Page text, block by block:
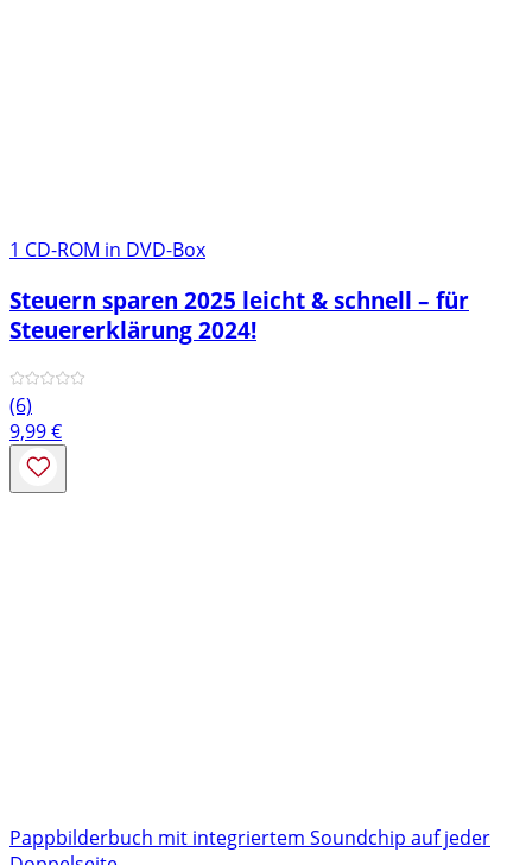
1 CD-ROM in DVD-Box
Steuern sparen 2025 leicht & schnell – für
Steuererklärung 2024!
(6)
9,99€
Pappbilderbuch mit integriertem Soundchip auf jeder